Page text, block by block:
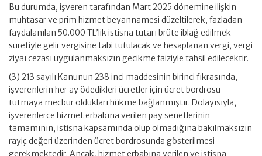
Bu durumda, işveren tarafından Mart 2025 dönemine ilişkin
muhtasar ve prim hizmet beyannamesi düzeltilerek, fazladan
faydalanılan 50.000 TL’lik istisna tutarı brüte iblağ edilmek
suretiyle gelir vergisine tabi tutulacak ve hesaplanan vergi, vergi
ziyaı cezası uygulanmaksızın gecikme faiziyle tahsil edilecektir.
(3) 213 sayılı Kanunun 238 inci maddesinin birinci fıkrasında,
işverenlerin her ay ödedikleri ücretler için ücret bordrosu
tutmaya mecbur oldukları hükme bağlanmıştır. Dolayısıyla,
işverenlerce hizmet erbabına verilen pay senetlerinin
tamamının, istisna kapsamında olup olmadığına bakılmaksızın
rayiç değeri üzerinden ücret bordrosunda gösterilmesi
gerekmektedir. Ancak, hizmet erbabına verilen ve istisna